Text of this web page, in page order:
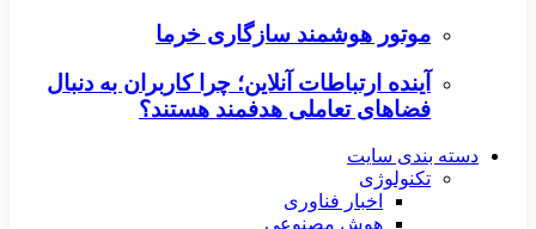
موتور هوشمند سازگاری خرما
آینده ارتباطات آنلاین؛ چرا کاربران به دنبال
فضاهای تعاملی هدفمند هستند؟
دسته بندی سایت
تکنولوژی
اخبار فناوری
هوش مصنوعی